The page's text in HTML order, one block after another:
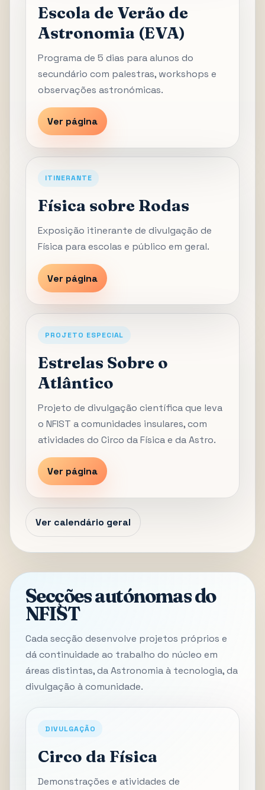
Escola de Verão de
Astronomia (EVA)
Programa de 5 dias para alunos do
secundário com palestras, workshops e
observações astronómicas.
Ver página
ITINERANTE
Física sobre Rodas
Exposição itinerante de divulgação de
Física para escolas e público em geral.
Ver página
PROJETO ESPECIAL
Estrelas Sobre o
Atlântico
Projeto de divulgação científica que leva
o NFIST a comunidades insulares, com
atividades do Circo da Física e da Astro.
Ver página
Ver calendário geral
Secções autónomas do
NFIST
Cada secção desenvolve projetos próprios e
dá continuidade ao trabalho do núcleo em
áreas distintas, da Astronomia à tecnologia, da
divulgação à comunidade.
DIVULGAÇÃO
Circo da Física
Demonstrações e atividades de